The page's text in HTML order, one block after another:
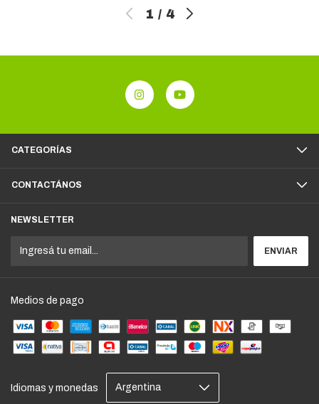
1 / 4
CATEGORÍAS
CONTACTÁNOS
NEWSLETTER
Medios de pago
Idiomas y monedas